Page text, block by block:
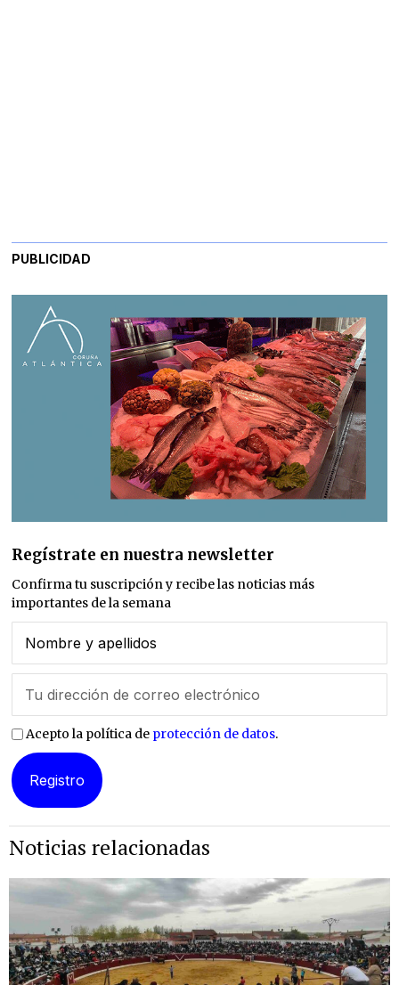
PUBLICIDAD
Regístrate en nuestra newsletter
Confirma tu suscripción y recibe las noticias más
importantes de la semana
Acepto la política de protección de datos.
Noticias relacionadas